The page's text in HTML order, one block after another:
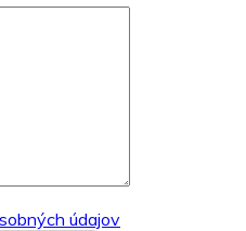
údajov